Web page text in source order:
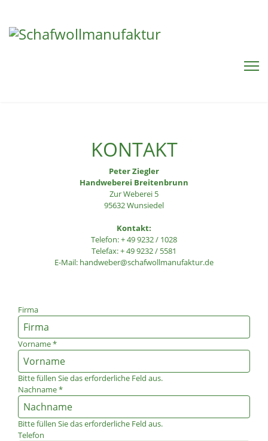
KONTAKT
Peter Ziegler
Handweberei Breitenbrunn
Zur Weberei 5
95632 Wunsiedel
Kontakt:
Telefon: + 49 9232 / 1028
Telefax: + 49 9232 / 5581
E-Mail: handweber@schafwollmanufaktur.de
Firma
Vorname*
Bitte füllen Sie das erforderliche Feld aus.
Nachname*
Bitte füllen Sie das erforderliche Feld aus.
Telefon